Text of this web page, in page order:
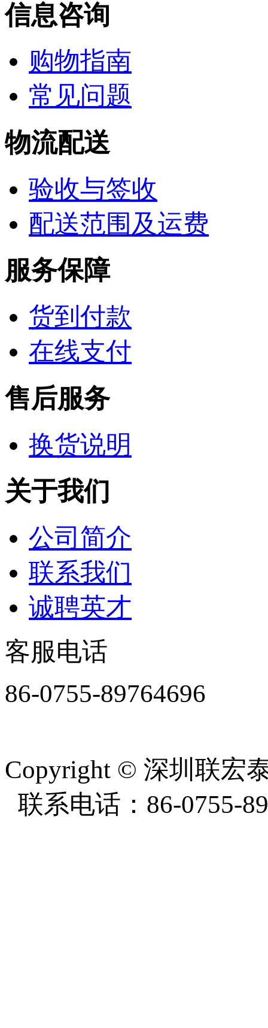
信息咨询
购物指南
常见问题
物流配送
验收与签收
配送范围及运费
服务保障
货到付款
在线支付
售后服务
换货说明
关于我们
公司简介
联系我们
诚聘英才
客服电话
86-0755-89764696
Copyright © 深圳联宏
联系电话：86-0755-